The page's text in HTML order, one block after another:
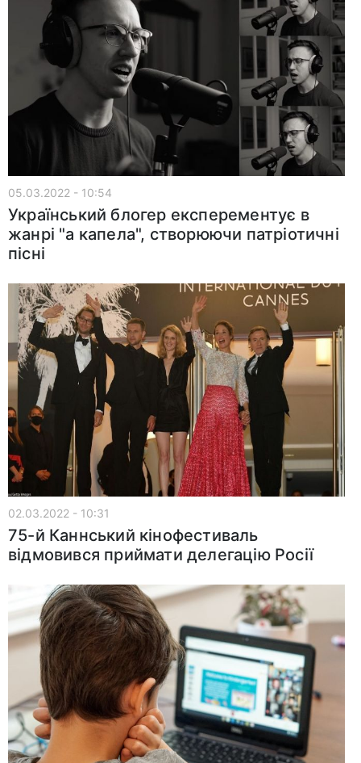
05.03.2022 - 10:54
Український блогер експерементує в
жанрі "а капела", створюючи патріотичні
пісні
02.03.2022 - 10:31
75-й Каннський кінофестиваль
відмовився приймати делегацію Росії